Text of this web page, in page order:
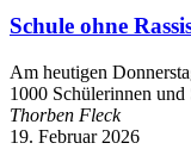
Schule ohne
Am heutigen
1000 Schülerinnen
Thorben Fleck
19. Februar 2026